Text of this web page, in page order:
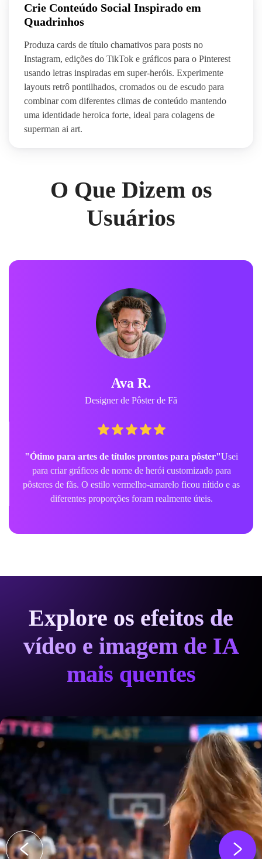
Crie Conteúdo Social Inspirado em
Quadrinhos
Produza cards de título chamativos para posts no
Instagram, edições do TikTok e gráficos para o Pinterest
usando letras inspiradas em super-heróis. Experimente
layouts retrô pontilhados, cromados ou de escudo para
combinar com diferentes climas de conteúdo mantendo
uma identidade heroica forte, ideal para colagens de
superman ai art.
O Que Dizem os
Usuários
Ava R.
Designer de Pôster de Fã
"Ótimo para artes de títulos prontos para pôster"Usei
para criar gráficos de nome de herói customizado para
pôsteres de fãs. O estilo vermelho-amarelo ficou nítido e as
diferentes proporções foram realmente úteis.
Explore os efeitos de
vídeo e imagem de IA
mais quentes